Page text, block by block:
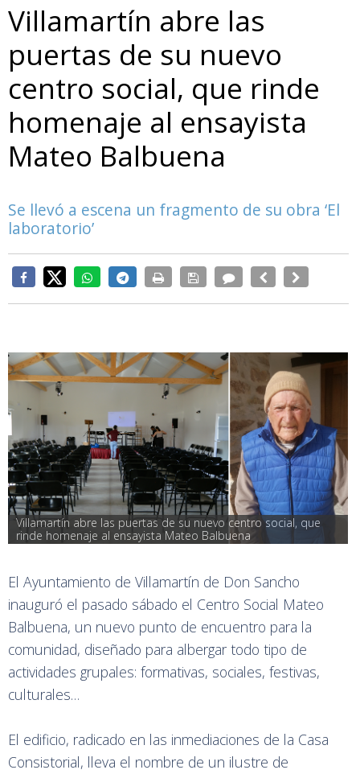
Villamartín abre las
puertas de su nuevo
centro social, que rinde
homenaje al ensayista
Mateo Balbuena
Se llevó a escena un fragmento de su obra ‘El
laboratorio’
Villamartín abre las puertas de su nuevo centro social, que
rinde homenaje al ensayista Mateo Balbuena
El Ayuntamiento de Villamartín de Don Sancho
inauguró el pasado sábado el Centro Social Mateo
Balbuena, un nuevo punto de encuentro para la
comunidad, diseñado para albergar todo tipo de
actividades grupales: formativas, sociales, festivas,
culturales…
El edificio, radicado en las inmediaciones de la Casa
Consistorial, lleva el nombre de un ilustre de